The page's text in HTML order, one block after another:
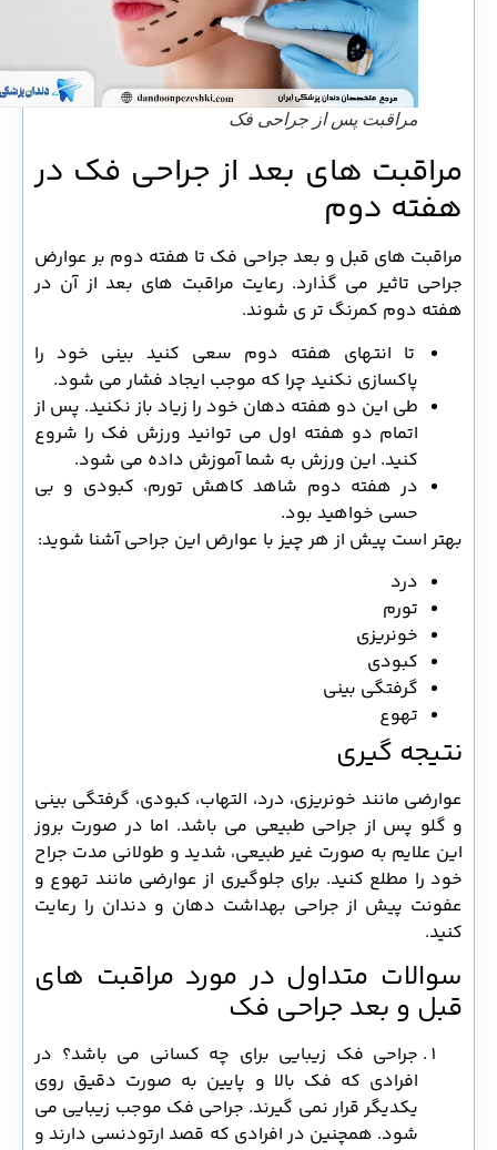
مراقبت پس از جراحی فک
مراقبت های بعد از جراحی فک در
هفته دوم
مراقبت های قبل و بعد جراحی فک تا هفته دوم بر عوارض
جراحی تاثیر می گذارد. رعایت مراقبت های بعد از آن در
هفته دوم کمرنگ تر ی شوند.
تا انتهای هفته دوم سعی کنید بینی خود را
پاکسازی نکنید چرا که موجب ایجاد فشار می شود.
طی این دو هفته دهان خود را زیاد باز نکنید. پس از
اتمام دو هفته اول می توانید ورزش فک را شروع
کنید. این ورزش به شما آموزش داده می شود.
در هفته دوم شاهد کاهش تورم، کبودی و بی
حسی خواهید بود.
بهتر است پیش از هر چیز با عوارض این جراحی آشنا شوید:
درد
تورم
خونریزی
کبودی
گرفتگی بینی
تهوع
نتیجه گیری
عوارضی مانند خونریزی، درد، التهاب، کبودی، گرفتگی بینی
و گلو پس از جراحی طبیعی می باشد. اما در صورت بروز
این علایم به صورت غیر طبیعی، شدید و طولانی مدت جراح
خود را مطلع کنید. برای جلوگیری از عوارضی مانند تهوع و
عفونت پیش از جراحی بهداشت دهان و دندان را رعایت
کنید.
سوالات متداول در مورد مراقبت های
قبل و بعد جراحی فک
جراحی فک زیبایی برای چه کسانی می باشد؟ در
افرادی که فک بالا و پایین به صورت دقیق روی
یکدیگر قرار نمی گیرند. جراحی فک موجب زیبایی می
شود. همچنین در افرادی که قصد ارتودنسی دارند و